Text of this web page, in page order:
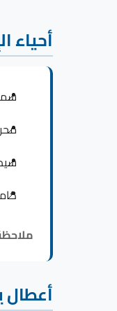
أحياء
أعطال